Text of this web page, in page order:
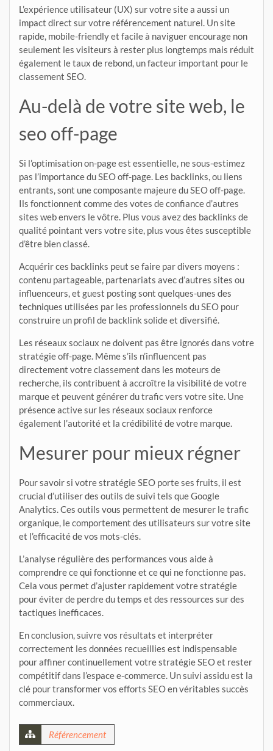
L’expérience utilisateur (UX) sur votre site a aussi un
impact direct sur votre référencement naturel. Un site
rapide, mobile-friendly et facile à naviguer encourage non
seulement les visiteurs à rester plus longtemps mais réduit
également le taux de rebond, un facteur important pour le
classement SEO.
Au-delà de votre site web, le
seo off-page
Si l’optimisation on-page est essentielle, ne sous-estimez
pas l’importance du SEO off-page. Les backlinks, ou liens
entrants, sont une composante majeure du SEO off-page.
Ils fonctionnent comme des votes de confiance d’autres
sites web envers le vôtre. Plus vous avez des backlinks de
qualité pointant vers votre site, plus vous êtes susceptible
d’être bien classé.
Acquérir ces backlinks peut se faire par divers moyens :
contenu partageable, partenariats avec d’autres sites ou
influenceurs, et guest posting sont quelques-unes des
techniques utilisées par les professionnels du SEO pour
construire un profil de backlink solide et diversifié.
Les réseaux sociaux ne doivent pas être ignorés dans votre
stratégie off-page. Même s’ils n’influencent pas
directement votre classement dans les moteurs de
recherche, ils contribuent à accroître la visibilité de votre
marque et peuvent générer du trafic vers votre site. Une
présence active sur les réseaux sociaux renforce
également l’autorité et la crédibilité de votre marque.
Mesurer pour mieux régner
Pour savoir si votre stratégie SEO porte ses fruits, il est
crucial d’utiliser des outils de suivi tels que Google
Analytics. Ces outils vous permettent de mesurer le trafic
organique, le comportement des utilisateurs sur votre site
et l’efficacité de vos mots-clés.
L’analyse régulière des performances vous aide à
comprendre ce qui fonctionne et ce qui ne fonctionne pas.
Cela vous permet d’ajuster rapidement votre stratégie
pour éviter de perdre du temps et des ressources sur des
tactiques inefficaces.
En conclusion, suivre vos résultats et interpréter
correctement les données recueillies est indispensable
pour affiner continuellement votre stratégie SEO et rester
compétitif dans l’espace e-commerce. Un suivi assidu est la
clé pour transformer vos efforts SEO en véritables succès
commerciaux.
Référencement